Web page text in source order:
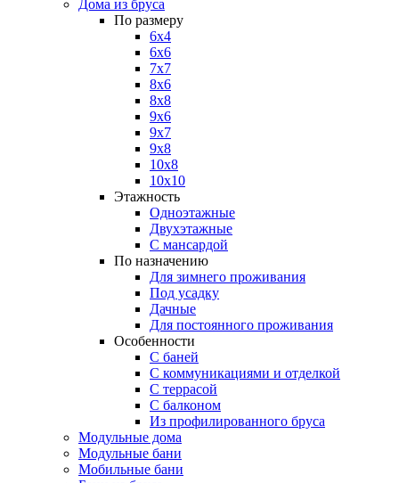
Дома из бруса
По размеру
6х4
6х6
7х7
8x6
8х8
9х6
9х7
9х8
10х8
10х10
Этажность
Одноэтажные
Двухэтажные
С мансардой
По назначению
Для зимнего проживания
Под усадку
Дачные
Для постоянного проживания
Особенности
С баней
С коммуникациями и отделкой
С террасой
С балконом
Из профилированного бруса
Модульные дома
Модульные бани
Мобильные бани